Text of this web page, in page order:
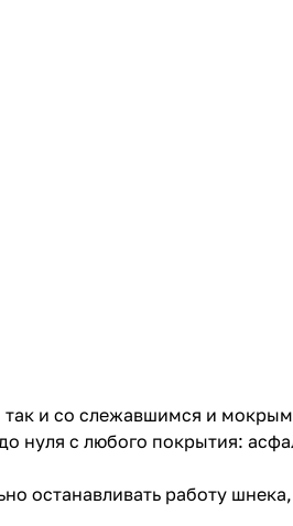
так и со слежавшимся и
с любого покрытия:
останавливать работу
раз в 2 недели